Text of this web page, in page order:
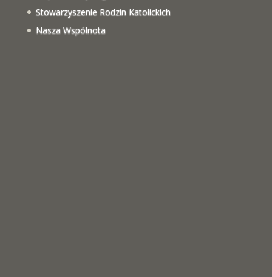
Stowarzyszenie Rodzin Katolickich
Nasza Wspólnota